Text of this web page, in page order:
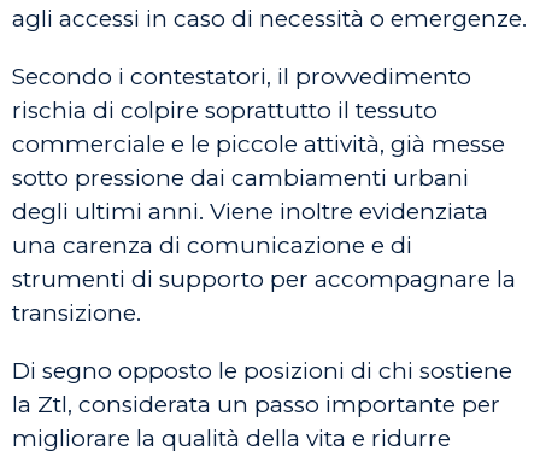
agli accessi in caso di necessità o emergenze.
Secondo i contestatori, il provvedimento
rischia di colpire soprattutto il tessuto
commerciale e le piccole attività, già messe
sotto pressione dai cambiamenti urbani
degli ultimi anni. Viene inoltre evidenziata
una carenza di comunicazione e di
strumenti di supporto per accompagnare la
transizione.
Di segno opposto le posizioni di chi sostiene
la Ztl, considerata un passo importante per
migliorare la qualità della vita e ridurre